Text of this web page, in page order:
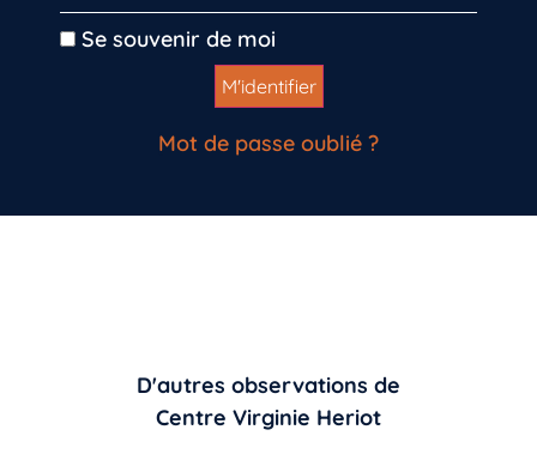
Se souvenir de moi
Mot de passe oublié ?
D'autres observations de
Centre Virginie Heriot